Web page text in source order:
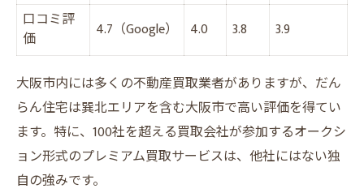
口コミ評
価
4.7（Google） 4.0 3.8 3.9
大阪市内には多くの不動産買取業者がありますが、だん
らん住宅は巽北エリアを含む大阪市で高い評価を得てい
ます。特に、100社を超える買取会社が参加するオークシ
ョン形式のプレミアム買取サービスは、他社にはない独
自の強みです。